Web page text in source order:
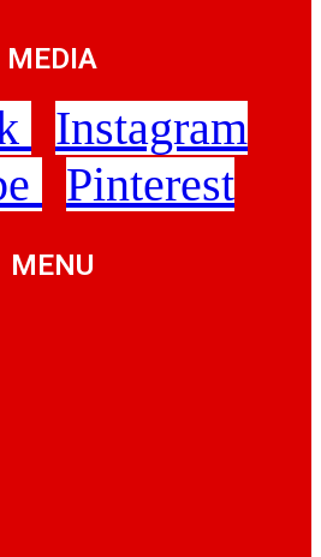
MEDIA
Instagram
Pinterest
MENU